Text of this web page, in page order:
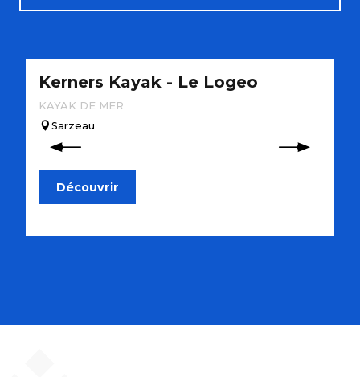
Ports de plaisance
Kerners Kayak - Le Logeo
KAYAK DE MER
Sarzeau
Découvrir